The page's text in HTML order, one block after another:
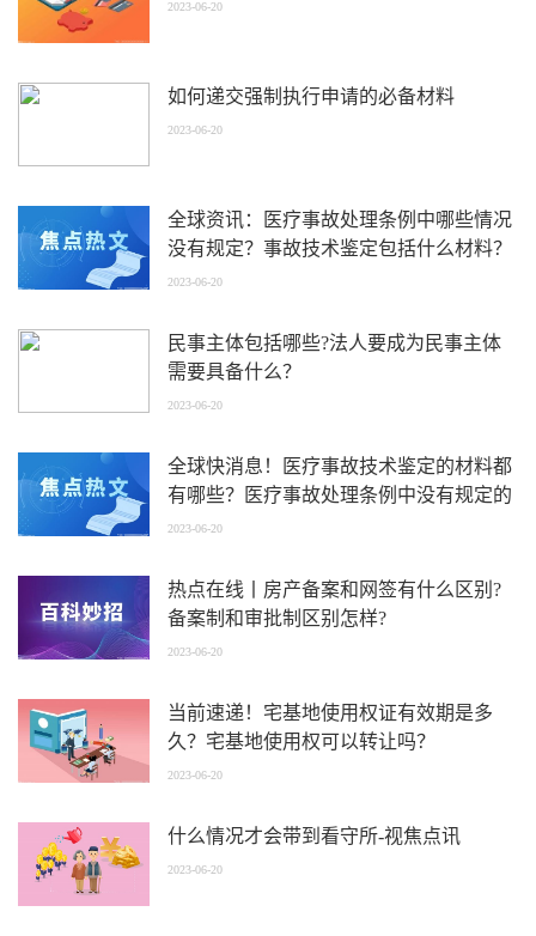
2023-06-20
如何递交强制执行申请的必备材料
2023-06-20
全球资讯：医疗事故处理条例中哪些情况
没有规定？事故技术鉴定包括什么材料？
2023-06-20
民事主体包括哪些?法人要成为民事主体
需要具备什么？
2023-06-20
全球快消息！医疗事故技术鉴定的材料都
有哪些？医疗事故处理条例中没有规定的
情况是什么？
2023-06-20
热点在线丨房产备案和网签有什么区别?
备案制和审批制区别怎样?
2023-06-20
当前速递！宅基地使用权证有效期是多
久？宅基地使用权可以转让吗？
2023-06-20
什么情况才会带到看守所-视焦点讯
2023-06-20